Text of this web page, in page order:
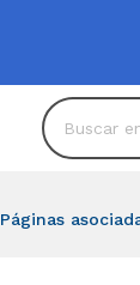
Páginas